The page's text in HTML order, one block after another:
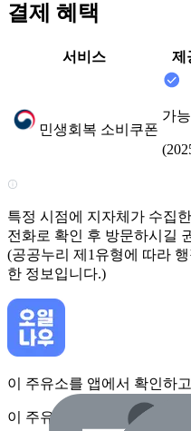
결제 혜택
서비스 제
민생회복 소비쿠폰
가능
특정 시점에 지자체가 수집
전화로 확인 후 방문하시길
(공공누리 제1유형에 따라
한 정보입니다.)
이 주유소를 앱에서 확인하
이 주유소를 앱에서 확인하